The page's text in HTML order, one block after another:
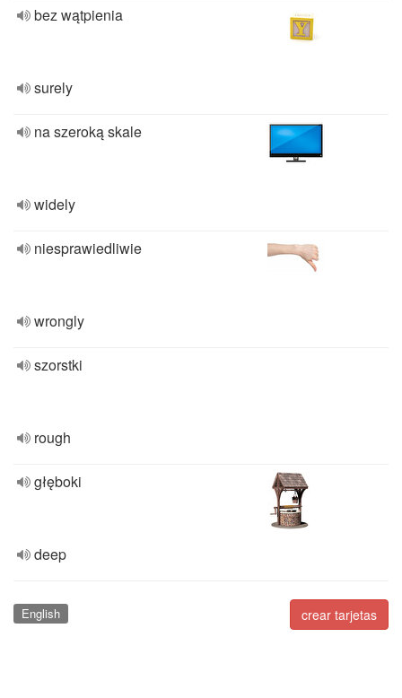
bez wątpienia
surely
na szeroką skale
widely
niesprawiedliwie
wrongly
szorstki
rough
głęboki
deep
crear tarjetas
English